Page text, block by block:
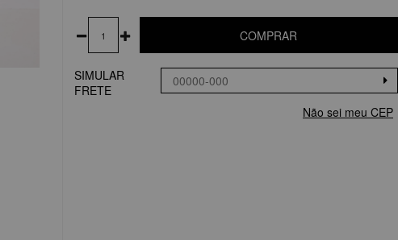
COMPRAR
SIMULAR
FRETE
Não sei meu CEP